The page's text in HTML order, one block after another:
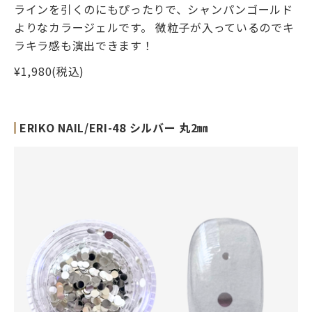
ラインを引くのにもぴったりで、シャンパンゴールド
よりなカラージェルです。 微粒子が入っているのでキ
ラキラ感も演出できます！
¥1,980(税込)
ERIKO NAIL/ERI-48 シルバー 丸2㎜